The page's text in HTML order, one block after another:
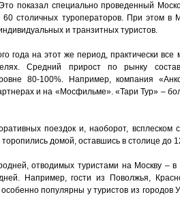
показал специально проведенный
столичных туроператоров. При этом в
и транзитных туристов.
года на этот же период, практически
Средний прирост по рынку
80-100%. Например, компания
и на «Мосфильме». «Тари Тур» –
поездок и, наоборот, всплеском
домой, оставшись в столице до
отводимых туристами на Москву –
Например, гости из Поволжья,
популярны у туристов из городов